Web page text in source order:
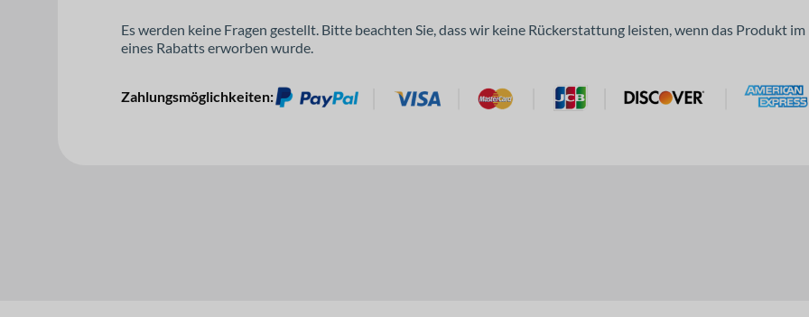
Es werden keine Fragen gestellt. Bitte beachten Sie, dass wir keine Rückerstattung leisten, wenn das Produkt im
eines Rabatts erworben wurde.
Zahlungsmöglichkeiten: